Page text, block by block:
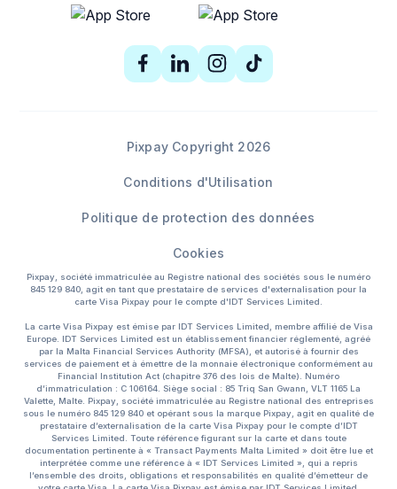
Pixpay Copyright 2026
Conditions d'Utilisation
Politique de protection des données
Cookies
Pixpay, société immatriculée au Registre national des sociétés sous le numéro
845 129 840, agit en tant que prestataire de services d'externalisation pour la
carte Visa Pixpay pour le compte d'IDT Services Limited.
La carte Visa Pixpay est émise par IDT Services Limited, membre affilié de Visa
Europe. IDT Services Limited est un établissement financier réglementé, agréé
par la Malta Financial Services Authority (MFSA), et autorisé à fournir des
services de paiement et à émettre de la monnaie électronique conformément au
Financial Institution Act (chapitre 376 des lois de Malte). Numéro
d’immatriculation : C 106164. Siège social : 85 Triq San Gwann, VLT 1165 La
Valette, Malte. Pixpay, société immatriculée au Registre national des entreprises
sous le numéro 845 129 840 et opérant sous la marque Pixpay, agit en qualité de
prestataire d’externalisation de la carte Visa Pixpay pour le compte d’IDT
Services Limited. Toute référence figurant sur la carte et dans toute
documentation pertinente à « Transact Payments Malta Limited » doit être lue et
interprétée comme une référence à « IDT Services Limited », qui a repris
l’ensemble des droits, obligations et responsabilités en qualité d’émetteur de